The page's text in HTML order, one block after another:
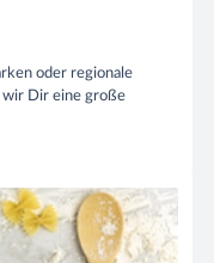
oder regionale
Dir eine große